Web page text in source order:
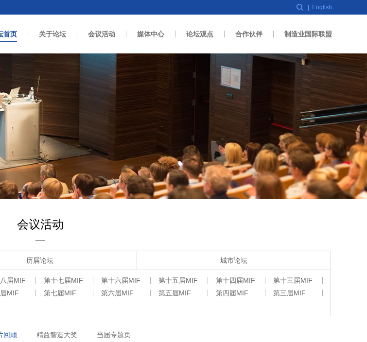
English
首页 关于论坛 会议活动 媒体中心 论坛观点 合作伙伴 制造业国际联盟
会议活动
历届论坛 城市论坛
届MIF 第十七届MIF 第十六届MIF 第十五届MIF 第十四届MIF
第十三届MIF
MIF 第七届MIF 第六届MIF 第五届MIF 第四届MIF
第三届MIF
回顾 精益智造大奖 当届专题页